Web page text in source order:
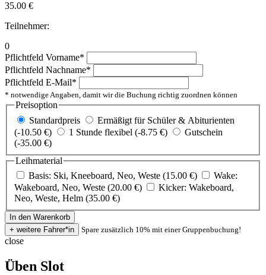
35.00 €
Teilnehmer:
0
Pflichtfeld Vorname*
Pflichtfeld Nachname*
Pflichtfeld E-Mail*
* notwendige Angaben, damit wir die Buchung richtig zuordnen können
Preisoption
Standardpreis
Ermäßigt für Schüler & Abiturienten
(-10.50 €)
1 Stunde flexibel (-8.75 €)
Gutschein
(-35.00 €)
Leihmaterial
Basis: Ski, Kneeboard, Neo, Weste (15.00 €)
Wake:
Wakeboard, Neo, Weste (20.00 €)
Kicker: Wakeboard,
Neo, Weste, Helm (35.00 €)
Spare zusätzlich 10% mit einer Gruppenbuchung!
close
Üben Slot